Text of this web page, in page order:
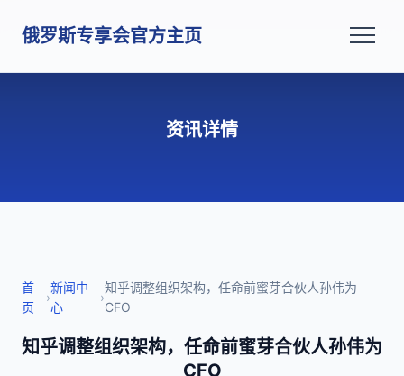
俄罗斯专享会官方主页
资讯详情
首
页
›
新闻中
心
›
知乎调整组织架构，任命前蜜芽合伙人孙伟为
CFO
知乎调整组织架构，任命前蜜芽合伙人孙伟为
CFO